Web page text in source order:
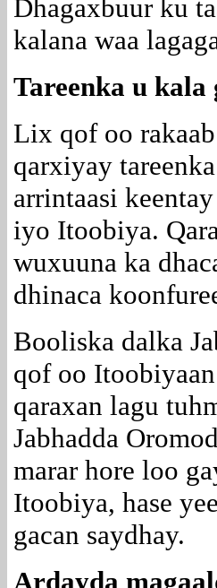
Dhagaxbuur ku
kalana waa
Tareenka u
Lix qof oo
qarxiyay
arrintaasi
iyo Itoobiya.
wuxuuna ka
dhinaca
Booliska dalka
qof oo
qaraxan lagu
Jabhadda
marar hore loo
Itoobiya, hase
gacan saydhay.
Ardayda